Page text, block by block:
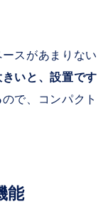
スがあまりない
いと、設置です
ので、コンパクト
能